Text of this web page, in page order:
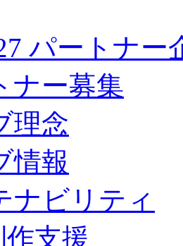
パートナー
ナー募集
理念
情報
ナビリティ
作支援